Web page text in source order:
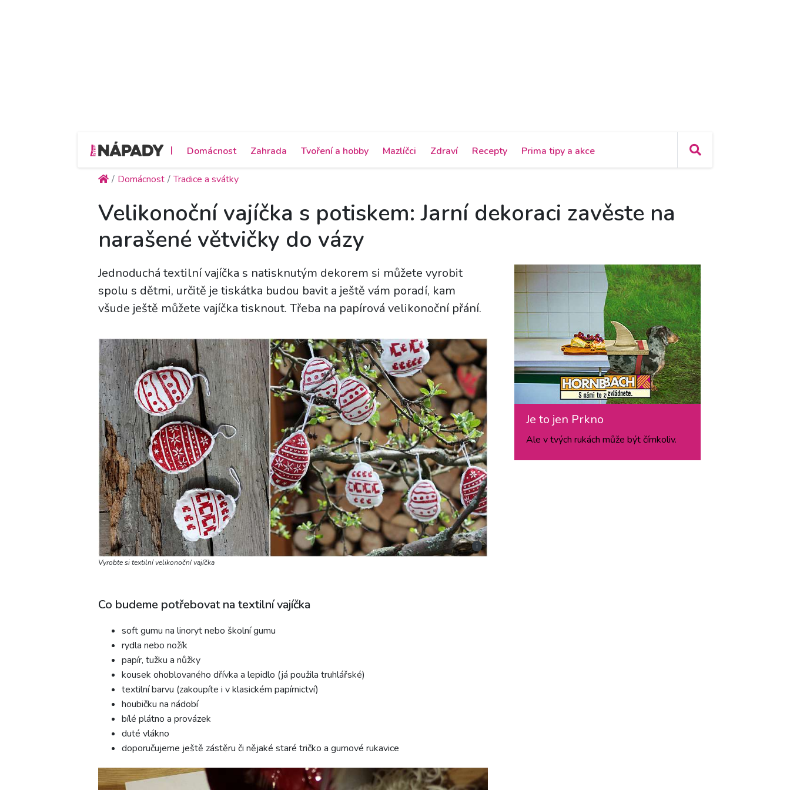
| Domácnost Zahrada Tvoření a hobby Mazlíčci Zdraví Recepty Prima tipy a akce
Domácnost Tradice a svátky
Velikonoční vajíčka s potiskem: Jarní dekoraci zavěste na
narašené větvičky do vázy
Jednoduchá textilní vajíčka s natisknutým dekorem si můžete vyrobit
spolu s dětmi, určitě je tiskátka budou bavit a ještě vám poradí, kam
všude ještě můžete vajíčka tisknout. Třeba na papírová velikonoční přání.
i
Vyrobte si textilní velikonoční vajíčka
Co budeme potřebovat na textilní vajíčka
soft gumu na linoryt nebo školní gumu
rydla nebo nožík
papír, tužku a nůžky
kousek ohoblovaného dřívka a lepidlo (já použila truhlářské)
textilní barvu (zakoupíte i v klasickém papírnictví)
houbičku na nádobí
bílé plátno a provázek
duté vlákno
doporučujeme ještě zástěru či nějaké staré tričko a gumové rukavice
Je to jen Prkno
Ale v tvých rukách může být čímkoliv.